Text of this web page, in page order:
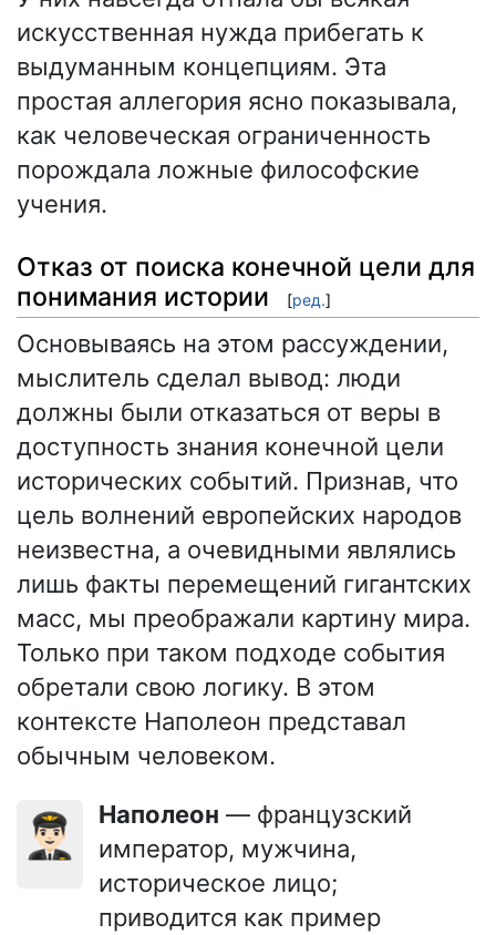
искусственная нужда прибегать к
выдуманным концепциям. Эта
простая аллегория ясно показывала,
как человеческая ограниченность
порождала ложные философские
учения.
Отказ от поиска конечной цели для
понимания истории
[ред.]
Основываясь на этом рассуждении,
мыслитель сделал вывод: люди
должны были отказаться от веры в
доступность знания конечной цели
исторических событий. Признав, что
цель волнений европейских народов
неизвестна, а очевидными являлись
лишь факты перемещений гигантских
масс, мы преображали картину мира.
Только при таком подходе события
обретали свою логику. В этом
контексте Наполеон представал
обычным человеком.
👨🏻‍✈️ Наполеон — французский
император, мужчина,
историческое лицо;
приводится как пример